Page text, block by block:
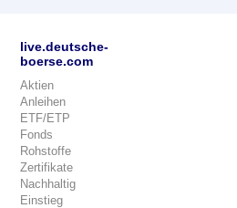
live.deutsche-
boerse.com
Aktien
Anleihen
ETF/ETP
Fonds
Rohstoffe
Zertifikate
Nachhaltig
Einstieg